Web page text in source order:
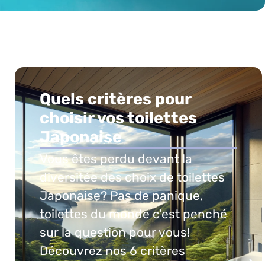
Quels critères pour
choisir vos toilettes
Japonaise
Vous êtes perdu devant la
diversitée des choix de toilettes
Japonaise? Pas de panique,
toilettes du monde c’est penché
sur la question pour vous!
Découvrez nos 6 critères